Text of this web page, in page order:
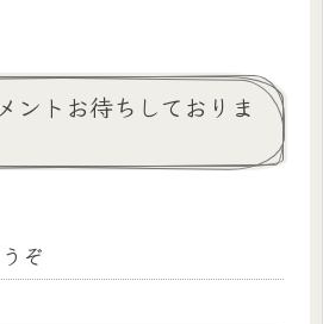
ントお待ちしておりま
ぞ